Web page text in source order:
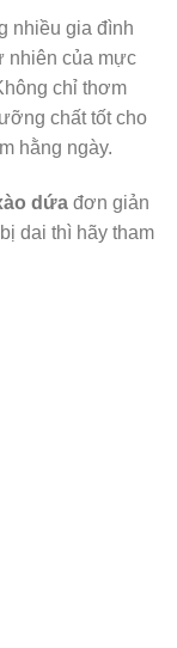
nhiều gia đình
nhiên của mực
chỉ thơm
chất tốt cho
hằng ngày.
dứa đơn giản
dai thì hãy tham